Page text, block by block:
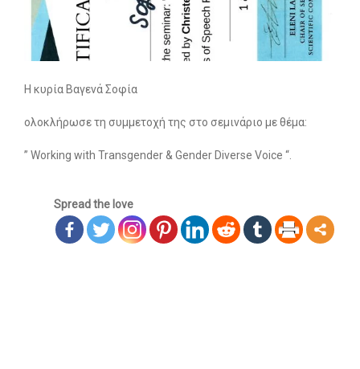
-- Προγράμματα στον Η/Υ
Οι υπηρεσίες μας
-- Εργοθεραπεία
-- Λογοθεραπεία
-- Συμβουλευτική
-- Παιδοψυχίατρος
Η κυρία Βαγενά Σοφία
ολοκλήρωσε τη συμμετοχή της στο σεμινάριο με θέμα:
” Working with Transgender & Gender Diverse Voice “.
Spread the love